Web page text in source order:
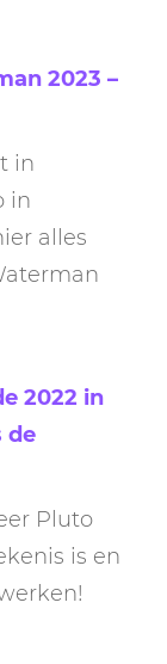
2023 –
in
in
alles
2022 in
de
Pluto
is en